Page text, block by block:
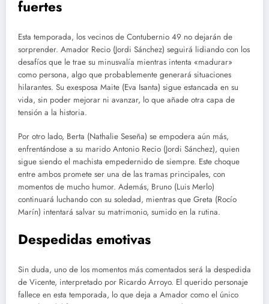
fuertes
Esta temporada, los vecinos de Contubernio 49 no dejarán de
sorprender. Amador Recio (Jordi Sánchez) seguirá lidiando con los
desafíos que le trae su minusvalía mientras intenta «madurar»
como persona, algo que probablemente generará situaciones
hilarantes. Su exesposa Maite (Eva Isanta) sigue estancada en su
vida, sin poder mejorar ni avanzar, lo que añade otra capa de
tensión a la historia.
Por otro lado, Berta (Nathalie Seseña) se empodera aún más,
enfrentándose a su marido Antonio Recio (Jordi Sánchez), quien
sigue siendo el machista empedernido de siempre. Este choque
entre ambos promete ser una de las tramas principales, con
momentos de mucho humor. Además, Bruno (Luis Merlo)
continuará luchando con su soledad, mientras que Greta (Rocío
Marín) intentará salvar su matrimonio, sumido en la rutina.
Despedidas emotivas
Sin duda, uno de los momentos más comentados será la despedida
de Vicente, interpretado por Ricardo Arroyo. El querido personaje
fallece en esta temporada, lo que deja a Amador como el único